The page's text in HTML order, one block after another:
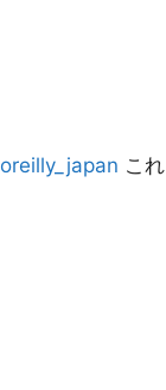
oreilly_japan これ